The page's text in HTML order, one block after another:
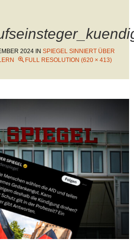
2024 IN SPIEGEL SINNIERT ÜBER
FULL RESOLUTION (620 × 413)